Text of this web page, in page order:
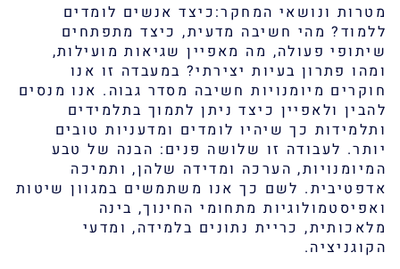
מטרות ונושאי המחקר:כיצד אנשים לומדים
ללמוד? מהי חשיבה מדעית, כיצד מתפתחים
שיתופי פעולה, מה מאפיין שגיאות מועילות,
ומהו פתרון בעיות יצירתי? במעבדה זו אנו
חוקרים מיומנויות חשיבה מסדר גבוה. אנו מנסים
להבין ולאפיין כיצד ניתן לתמוך בתלמידים
ותלמידות כך שיהיו לומדים ומדעניות טובים
יותר. לעבודה זו שלושה פנים: הבנה של טבע
המיומנויות, הערכה ומדידה שלהן, ותמיכה
אדפטיבית. לשם כך אנו משתמשים במגוון שיטות
ואפיסטמולוגיות מתחומי החינוך, בינה
מלאכותית, כריית נתונים בלמידה, ומדעי
הקוגניציה.